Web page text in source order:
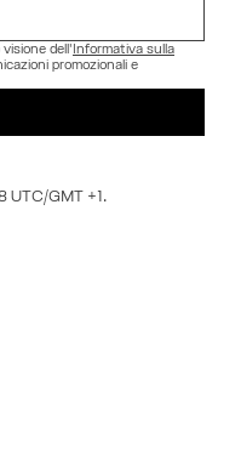
visione dell'Informativa sulla
promozionali e
UTC/GMT +1.